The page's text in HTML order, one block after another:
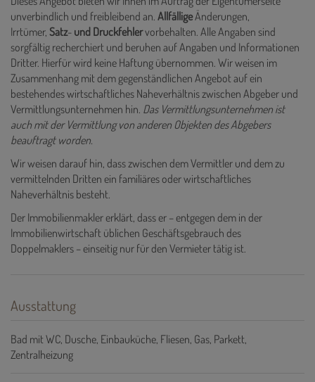
unverbindlich und freibleibend an. AllfälligeÄnderungen,
Irrtümer, Satz- und Druckfehlervorbehalten. Alle Angaben sind
sorgfältig recherchiert und beruhen auf Angaben und Informationen
Dritter. Hierfür wird keine Haftung übernommen. Wir weisen im
Zusammenhang mit dem gegenständlichen Angebot auf ein
bestehendes wirtschaftliches Naheverhältnis zwischen Abgeber und
Vermittlungsunternehmen hin. Das Vermittlungsunternehmen ist
auch mit der Vermittlung von anderen Objekten des Abgebers
beauftragt worden.
Wir weisen darauf hin, dass zwischen dem Vermittler und dem zu
vermittelnden Dritten ein familiäres oder wirtschaftliches
Naheverhältnis besteht.
Der Immobilienmakler erklärt, dass er – entgegen dem in der
Immobilienwirtschaft üblichen Geschäftsgebrauch des
Doppelmaklers – einseitig nur für den Vermieter tätig ist.
Ausstattung
Bad mit WC Dusche Einbauküche Fliesen Gas Parkett
Zentralheizung